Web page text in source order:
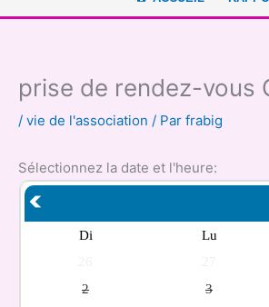
prise de rendez-vous
/ vie de l'association / Par frabig
Sélectionnez la date et l'heure:
Di Lu
2
3